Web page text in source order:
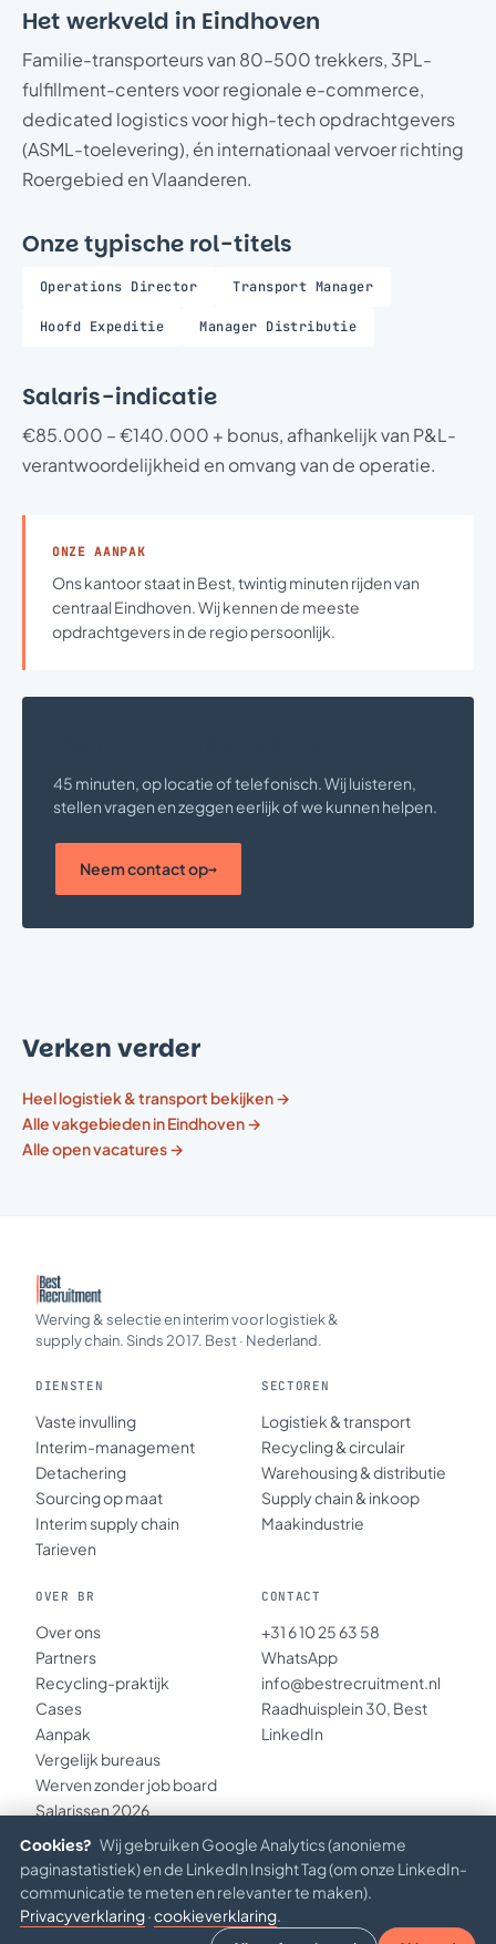
Het werkveld in Eindhoven
Familie-transporteurs van 80–500 trekkers, 3PL-
fulfillment-centers voor regionale e-commerce,
dedicated logistics voor high-tech opdrachtgevers
(ASML-toelevering), én internationaal vervoer richting
Roergebied en Vlaanderen.
Onze typische rol-titels
Operations Director Transport Manager
Hoofd Expeditie Manager Distributie
Salaris-indicatie
€85.000 – €140.000 + bonus, afhankelijk van P&L-
verantwoordelijkheid en omvang van de operatie.
ONZE AANPAK
Ons kantoor staat in Best, twintig minuten rijden van
centraal Eindhoven. Wij kennen de meeste
opdrachtgevers in de regio persoonlijk.
45 minuten, op locatie of telefonisch. Wij luisteren,
stellen vragen en zeggen eerlijk of we kunnen helpen.
Neem contact op→
Verken verder
Heel logistiek & transport bekijken →
Alle vakgebieden in Eindhoven →
Alle open vacatures →
Werving & selectie en interim voor logistiek &
supply chain. Sinds 2017. Best · Nederland.
DIENSTEN
Vaste invulling
Interim-management
Detachering
Sourcing op maat
Interim supply chain
Tarieven
SECTOREN
Logistiek & transport
Recycling & circulair
Warehousing & distributie
Supply chain & inkoop
Maakindustrie
OVER BR
Over ons
Partners
Recycling-praktijk
Cases
Aanpak
Vergelijk bureaus
Werven zonder job board
Salarissen 2026
Inzichten
CONTACT
+31 6 10 25 63 58
WhatsApp
info@bestrecruitment.nl
Raadhuisplein 30, Best
LinkedIn
© 2026 BEST RECRUITMENT B.V. · KVK 67234891
Cookies? Wij gebruiken Google Analytics (anonieme
paginastatistiek) en de LinkedIn Insight Tag (om onze LinkedIn-
communicatie te meten en relevanter te maken).
Privacyverklaring·cookieverklaring.